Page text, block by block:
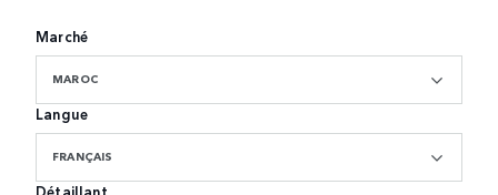
Marché
MAROC
Langue
FRANÇAIS